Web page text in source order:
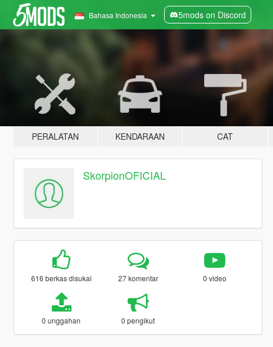
Bahasa Indonesia 5mods on Discord
PERALATAN KENDARAAN CAT
SkorpionOFICIAL
616 berkas disukai 27 komentar 0 video
0 unggahan 0 pengikut